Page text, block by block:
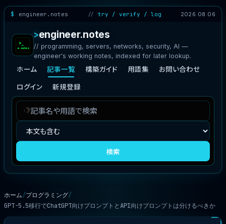
engineer.notes try / verify / log 2026.08.06
engineer.notes
// programming, servers, networks, security, AI —
engineer's working notes, indexed for later lookup.
ホーム 記事一覧 構築ガイド 用語集 お問い合わせ
ログイン 新規登録
事
検
索
索
象
検索
ホーム プログラミング
GPT-5.5移行でChatGPT向けプロンプトとAPI向けプロンプトは分けるべきか